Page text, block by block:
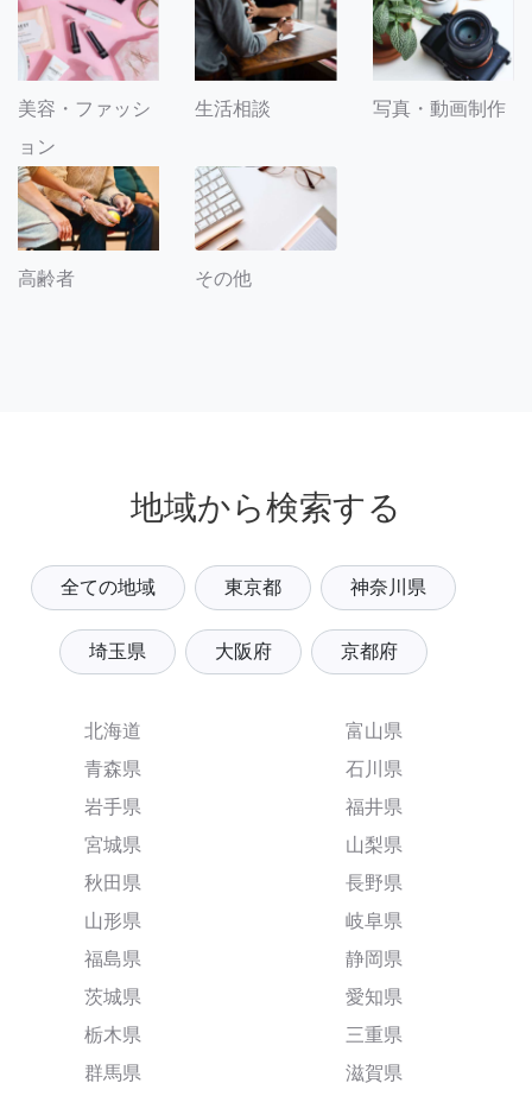
美容・ファッシ
ョン
生活相談 写真・動画制作
高齢者 その他
地域から検索する
全ての地域 東京都 神奈川県
埼玉県 大阪府 京都府
北海道
青森県
岩手県
宮城県
秋田県
山形県
福島県
茨城県
栃木県
群馬県
富山県
石川県
福井県
山梨県
長野県
岐阜県
静岡県
愛知県
三重県
滋賀県